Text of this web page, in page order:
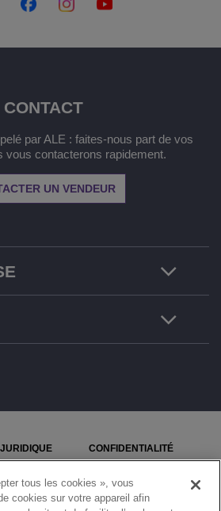
CONTACT
par ALE : faites-nous part de vos
vous contacterons rapidement.
UN VENDEUR
CONFIDENTIALITÉ
PLAN DU SITE
tous les cookies », vous
cookies sur votre appareil afin